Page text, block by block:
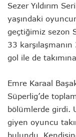
Sezer Yıldırım
yaşındaki
geçtiğimiz sezon
33 karşılaşmanın
gol ile de
Emre Karaal
Süperlig’de
bölümlerde girdi.
giyen oyuncu
bulundu.